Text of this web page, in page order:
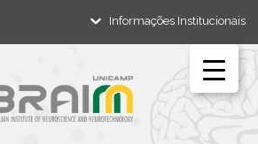
Informações Institucionais